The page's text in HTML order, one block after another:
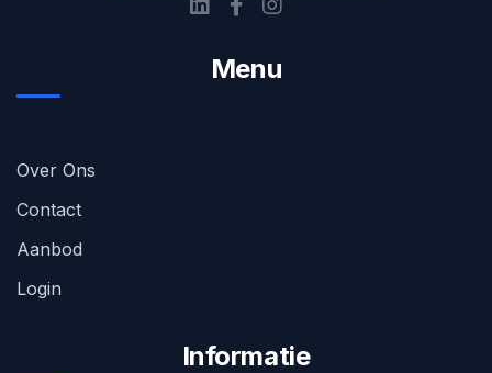
Menu
Over Ons
Contact
Aanbod
Login
Informatie